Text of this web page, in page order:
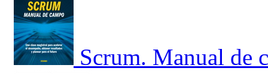
Scrum. Manual de